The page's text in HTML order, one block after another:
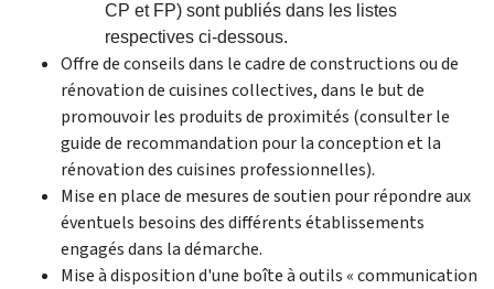
CP et FP) sont publiés dans les listes
respectives ci-dessous.
Offre de conseils dans le cadre de constructions ou de
rénovation de cuisines collectives, dans le but de
promouvoir les produits de proximités (consulter le
guide de recommandation pour la conception et la
rénovation des cuisines professionnelles).
Mise en place de mesures de soutien pour répondre aux
éventuels besoins des différents établissements
engagés dans la démarche.
Mise à disposition d'une boîte à outils « communication